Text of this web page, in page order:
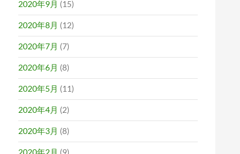
2020年9月 (15)
2020年8月 (12)
2020年7月 (7)
2020年6月 (8)
2020年5月 (11)
2020年4月 (2)
2020年3月 (8)
2020年2月 (9)